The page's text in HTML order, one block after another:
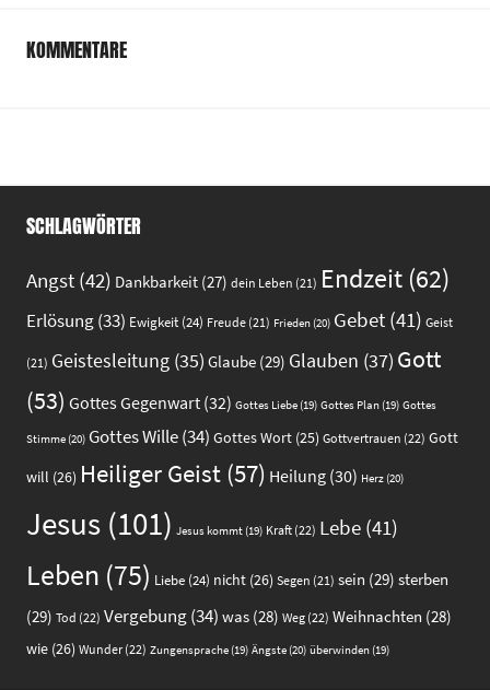
KOMMENTARE
SCHLAGWÖRTER
Angst (42) Dankbarkeit (27) dein Leben (21) Endzeit (62)
Erlösung(33) Ewigkeit (24) Freude (21) Frieden (20) Gebet (41) Geist
(21) Geistesleitung (35) Glaube (29) Glauben (37) Gott
(53) Gottes Gegenwart (32) Gottes Liebe (19) Gottes Plan (19) Gottes
Stimme (20) Gottes Wille(34) Gottes Wort (25) Gottvertrauen (22) Gott
will (26) Heiliger Geist (57) Heilung (30) Herz (20)
Jesus (101) Jesus kommt (19) Kraft (22) Lebe (41)
Leben (75) Liebe (24) nicht (26) Segen (21) sein (29) sterben
(29) Tod (22) Vergebung(34) was (28) Weg (22) Weihnachten (28)
wie (26) Wunder (22) Zungensprache (19) Ängste (20) überwinden (19)